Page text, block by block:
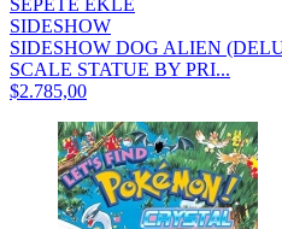
SIDESHOW
SIDESHOW DOG ALIEN
SCALE STATUE BY PRI...
$2.785,00